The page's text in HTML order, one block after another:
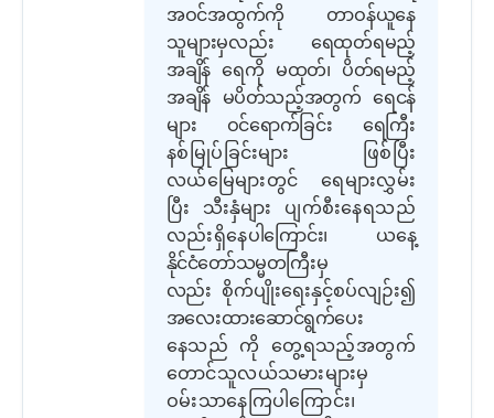
အဝင်အထွက်ကို တာဝန်ယူနေ
သူများမှလည်း ရေထုတ်ရမည့်
အချိန် ရေကို မထုတ်၊ ပိတ်ရမည့်
အချိန် မပိတ်သည့်အတွက် ရေငန်
များ ဝင်ရောက်ခြင်း ရေကြီး
နစ်မြုပ်ခြင်းများ ဖြစ်ပြီး
လယ်မြေများတွင် ရေများလွှမ်း
ပြီး သီးနှံများ ပျက်စီးနေရသည်
လည်းရှိနေပါကြောင်း၊ ယနေ့
နိုင်ငံတော်သမ္မတကြီးမှ
လည်း စိုက်ပျိုးရေးနှင့်စပ်လျဉ်း၍
အလေးထားဆောင်ရွက်ပေး
နေသည် ကို တွေ့ရသည့်အတွက်
တောင်သူလယ်သမားများမှ
ဝမ်းသာနေကြပါကြောင်း၊